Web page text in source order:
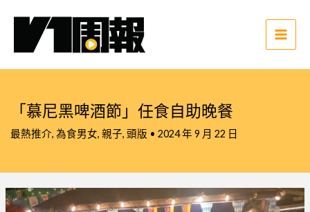
Main
「慕尼黑啤酒節」任食自助晚餐
最熱推介, 為食男女, 親子, 頭版 • 2024 年 9 月 22 日